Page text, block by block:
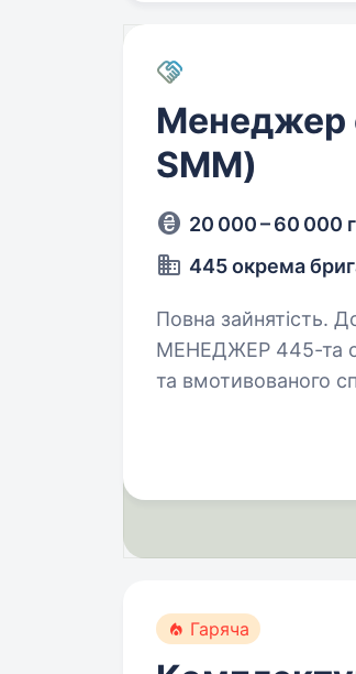
Менеджер
SMM)
20 000 – 60 000
445 окрема
Повна зайнятість. Досвід
МЕНЕДЖЕР 445-та
та вмотивованого
Гаряча